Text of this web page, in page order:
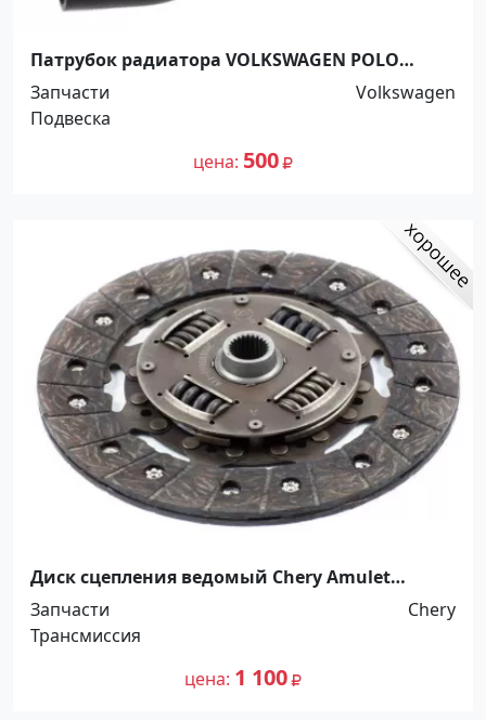
Патрубок радиатора VOLKSWAGEN POLO
SEDAN 2010 SKODA FABIA ROOMSTER 2010
Краснодар
Запчасти
Volkswagen
Подвеска
цена 500
Диск сцепления ведомый Chery Amulet
Краснодар
Запчасти
Chery
Трансмиссия
цена 1 100